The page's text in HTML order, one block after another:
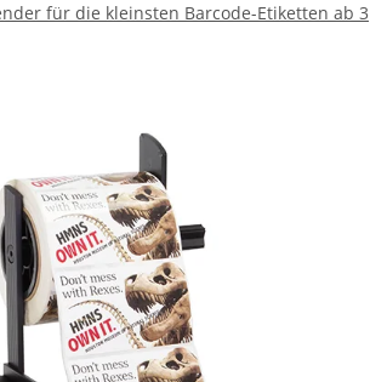
für die kleinsten Barcode-Etiketten ab 3